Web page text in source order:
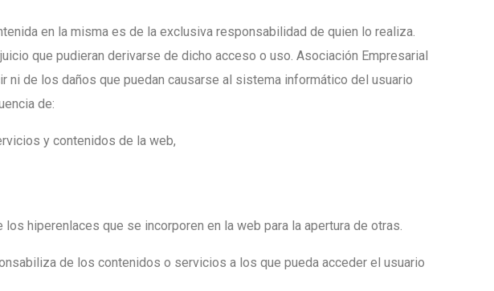
en la misma es de la exclusiva responsabilidad de quien lo realiza.
que pudieran derivarse de dicho acceso o uso. Asociación Empresarial
de los daños que puedan causarse al sistema informático del usuario
de:
y contenidos de la web,
hiperenlaces que se incorporen en la web para la apertura de otras.
de los contenidos o servicios a los que pueda acceder el usuario